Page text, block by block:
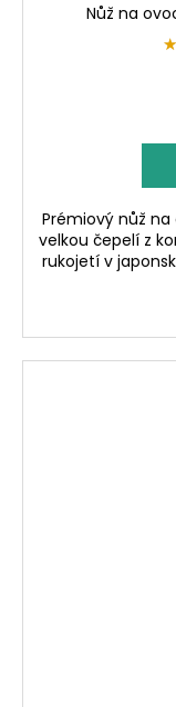
Nůž na
Prémiový nůž na
velkou čepelí z
rukojetí v